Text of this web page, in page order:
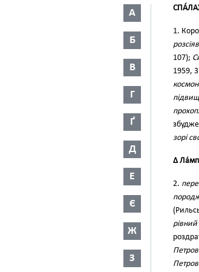
А
Б
В
Г
Ґ
Д
Е
Є
Ж
З
1.
107);
1959,
зорі
∆
2.